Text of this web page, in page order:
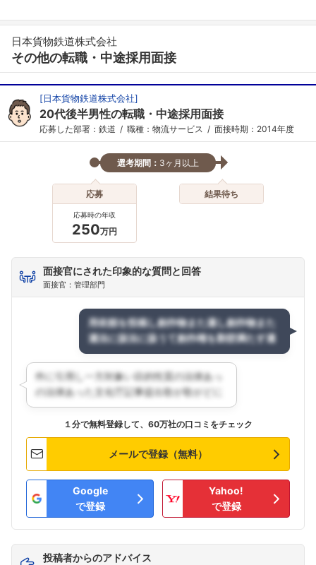
日本貨物鉄道株式会社
その他の転職・中途採用面接
[日本貨物鉄道株式会社]
20代後半男性の転職・中途採用面接
応募した部署：鉄道 職種：物流サービス 面接時期：2014年度
選考期間： 3ヶ月以上
応募
応募時の年収
250万円
結果待ち
面接官にされた印象的な質問と回答
面接官：管理部門
１分で無料登録して、60万社の口コミをチェック
メールで登録（無料）
Google
で登録
Yahoo!
で登録
投稿者からのアドバイス